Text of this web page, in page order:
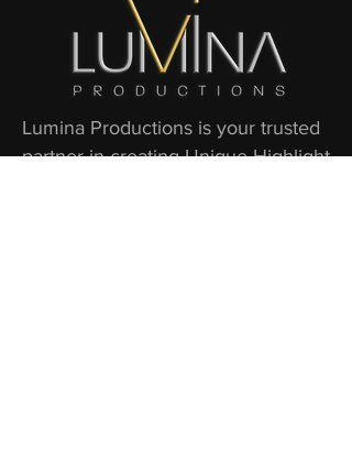
Lumina Productions is your trusted
partner in creating Unique Highlight